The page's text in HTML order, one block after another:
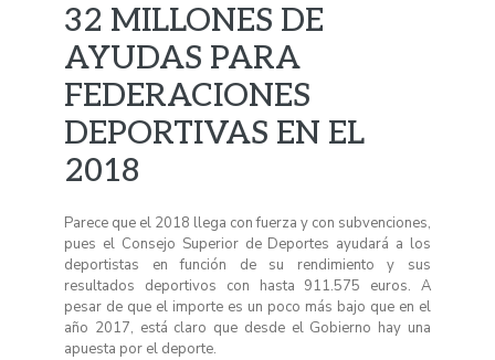
32 MILLONES DE
AYUDAS PARA
FEDERACIONES
DEPORTIVAS EN EL
2018
Parece que el 2018 llega con fuerza y con subvenciones,
pues el Consejo Superior de Deportes ayudará a los
deportistas en función de su rendimiento y sus
resultados deportivos con hasta 911.575 euros. A
pesar de que el importe es un poco más bajo que en el
año 2017, está claro que desde el Gobierno hay una
apuesta por el deporte.